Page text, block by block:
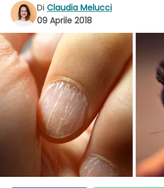
Di Claudia Melucci
09 Aprile 2018